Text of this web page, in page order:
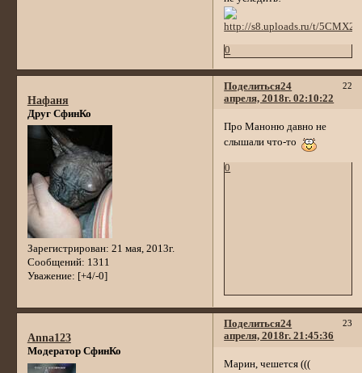
0
Поделиться 22
24
апреля, 2018г. 02:10:22
Нафаня
Друг СфинКо
Зарегистрирован: 21 мая, 2013г.
Сообщений: 1311
Уважение: [+4/-0]
Про Маноню давно не
слышали что-то
0
Поделиться 23
24
апреля, 2018г. 21:45:36
Anna123
Модератор СфинКо
Марин, чешется (((